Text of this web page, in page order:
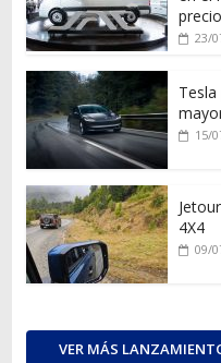
23/
15/
4X4
09/
VER MÁS